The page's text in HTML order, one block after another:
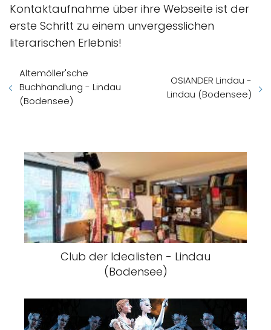
Kontaktaufnahme über ihre Webseite ist der
erste Schritt zu einem unvergesslichen
literarischen Erlebnis!
Altemöller'sche
Buchhandlung - Lindau
(Bodensee)
OSIANDER Lindau -
Lindau (Bodensee)
Club der Idealisten - Lindau
(Bodensee)